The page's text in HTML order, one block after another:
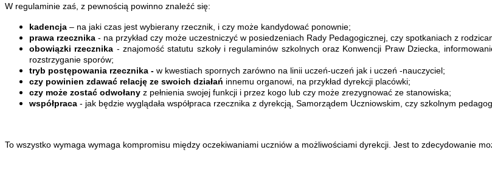
W regulaminie zaś, z pewnością powinno znaleźć się:
kadencja – na jaki czas jest wybierany rzecznik, i czy może kandydować ponownie;
prawa rzecznika - na przykład czy może uczestniczyć w posiedzeniach Rady Pedagogicznej, czy spotkaniach z
obowiązki rzecznika - znajomość statutu szkoły i regulaminów szkolnych oraz Konwencji Praw Dziecka,
rozstrzyganie sporów;
tryb postępowania rzecznika - w kwestiach spornych zarówno na linii uczeń-uczeń jak i uczeń -nauczyciel;
czy powinien zdawać relację ze swoich działań innemu organowi, na przykład dyrekcji placówki;
czy może zostać odwołany z pełnienia swojej funkcji i przez kogo lub czy może zrezygnować ze stanowiska;
współpraca - jak będzie wyglądała współpraca rzecznika z dyrekcją, Samorządem Uczniowskim, czy szkolnym
To wszystko wymaga wymaga kompromisu między oczekiwaniami uczniów a możliwościami dyrekcji. Jest to zdecydowanie